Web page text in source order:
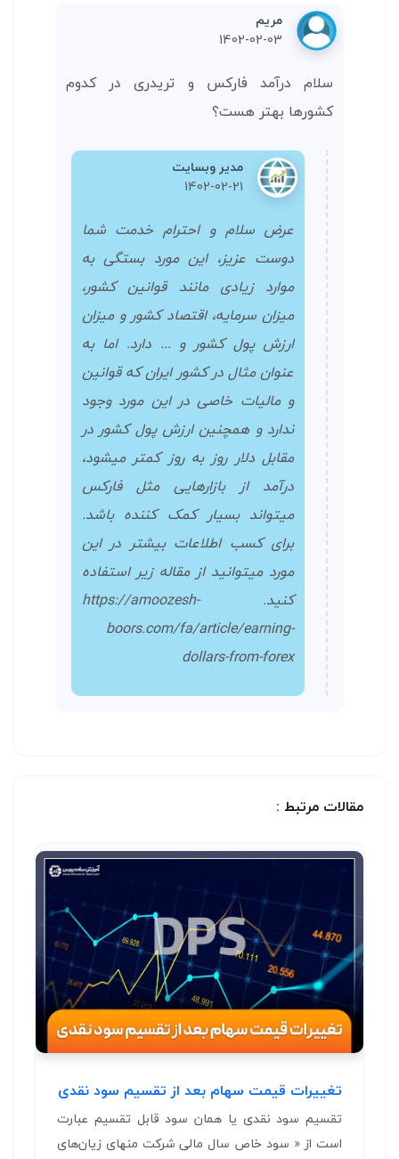
مریم
1402-02-03
سلام درآمد فارکس و تریدری در کدوم
کشورها بهتر هست؟
مدیر وبسایت
1402-02-21
عرض سلام و احترام خدمت شما
دوست عزیز، این مورد بستگی به
موارد زیادی مانند قوانین کشور،
میزان سرمایه، اقتصاد کشور و میزان
ارزش پول کشور و ... دارد. اما به
عنوان مثال در کشور ایران که قوانین
و مالیات خاصی در این مورد وجود
ندارد و همچنین ارزش پول کشور در
مقابل دلار روز به روز کمتر میشود،
درآمد از بازارهایی مثل فارکس
میتواند بسیار کمک کننده باشد.
برای کسب اطلاعات بیشتر در این
مورد میتوانید از مقاله زیر استفاده
کنید. https://amoozesh-
boors.com/fa/article/earning-
dollars-from-forex
مقالات مرتبط :
تغییرات قیمت سهام بعد از تقسیم سود نقدی
تقسیم سود نقدی یا همان سود قابل تقسیم عبارت
است از « سود خاص سال مالی شرکت منهای زیان‌های